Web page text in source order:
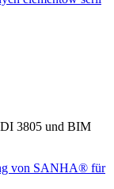
3805 und BIM